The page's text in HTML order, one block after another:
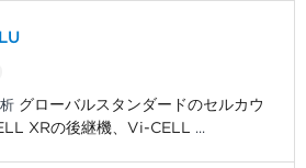
グローバルスタンダードのセルカウ
XRの後継機、Vi-CELL
...